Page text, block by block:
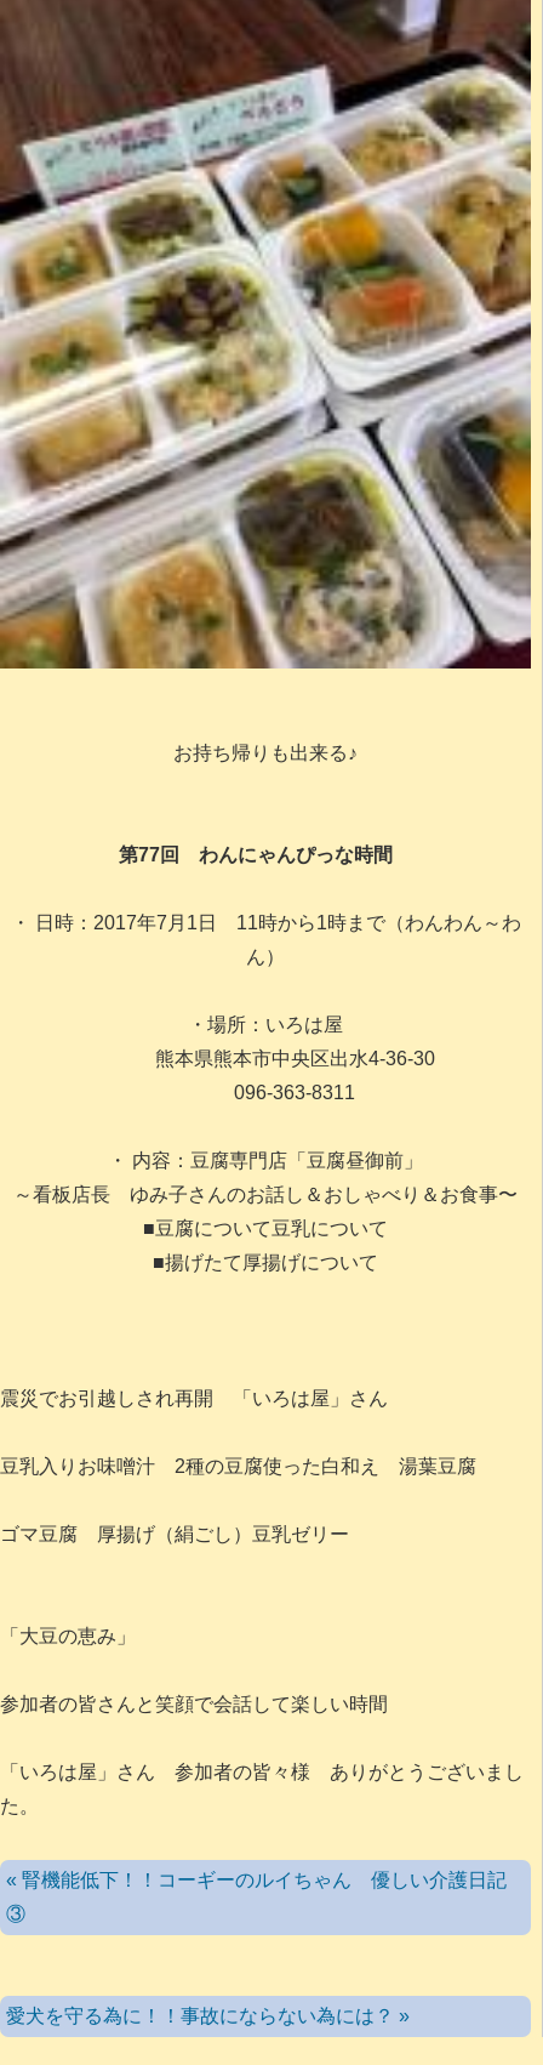
お持ち帰りも出来る♪
第77回 わんにゃんぴっな時間
・ 日時：2017年7月1日 11時から1時まで（わんわん～わ
ん）
・場所：いろは屋
熊本県熊本市中央区出水4-36-30
096-363-8311
・ 内容：豆腐専門店「豆腐昼御前」
～看板店長 ゆみ子さんのお話し＆おしゃべり＆お食事〜
■豆腐について豆乳について
■揚げたて厚揚げについて
震災でお引越しされ再開 「いろは屋」さん
豆乳入りお味噌汁 2種の豆腐使った白和え 湯葉豆腐
ゴマ豆腐 厚揚げ（絹ごし）豆乳ゼリー
「大豆の恵み」
参加者の皆さんと笑顔で会話して楽しい時間
「いろは屋」さん 参加者の皆々様 ありがとうございまし
た。
« 腎機能低下！！コーギーのルイちゃん 優しい介護日記
③
愛犬を守る為に！！事故にならない為には？ »